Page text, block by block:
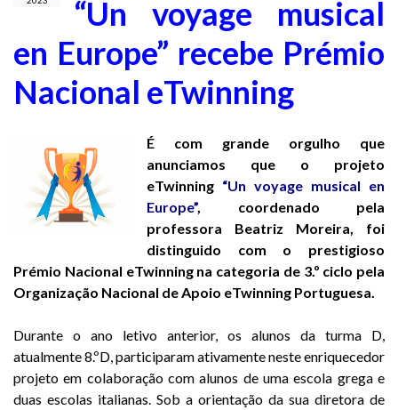
“Un voyage musical
en Europe” recebe Prémio
Nacional eTwinning
É com grande orgulho que
anunciamos que o projeto
eTwinning “Un voyage musical en
Europe”, coordenado pela
professora Beatriz Moreira, foi
distinguido com o prestigioso
Prémio Nacional eTwinning na categoria de 3.º ciclo pela
Organização Nacional de Apoio eTwinning Portuguesa.
Durante o ano letivo anterior, os alunos da turma D,
atualmente 8.ºD, participaram ativamente neste enriquecedor
projeto em colaboração com alunos de uma escola grega e
duas escolas italianas. Sob a orientação da sua diretora de